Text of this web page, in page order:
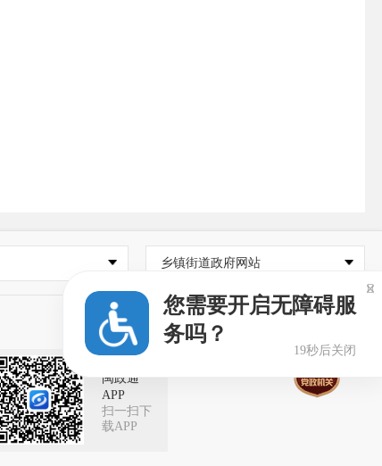
乡镇街道政府网站
闽政通
APP
扫一扫下
载APP
您需要开启无障碍服
务吗？
19秒后关闭
